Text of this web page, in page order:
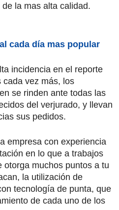
la mas alta calidad.
cada día mas popular
incidencia en el reporte
cada vez más, los
se rinden ante todas las
del verjurado, y llevan
sus pedidos.
empresa con experiencia
en lo que a trabajos
otorga muchos puntos a tu
la utilización de
tecnología de punta, que
de cada uno de los